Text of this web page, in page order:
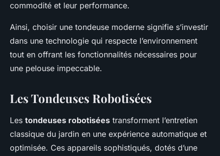
commodité et leur performance.
Ainsi, choisir une tondeuse moderne signifie s’investir
dans une technologie qui respecte l’environnement
tout en offrant les fonctionnalités nécessaires pour
une pelouse impeccable.
Les Tondeuses Robotisées
Les tondeuses robotisées transforment l’entretien
classique du jardin en une expérience automatique et
optimisée. Ces appareils sophistiqués, dotés d’une